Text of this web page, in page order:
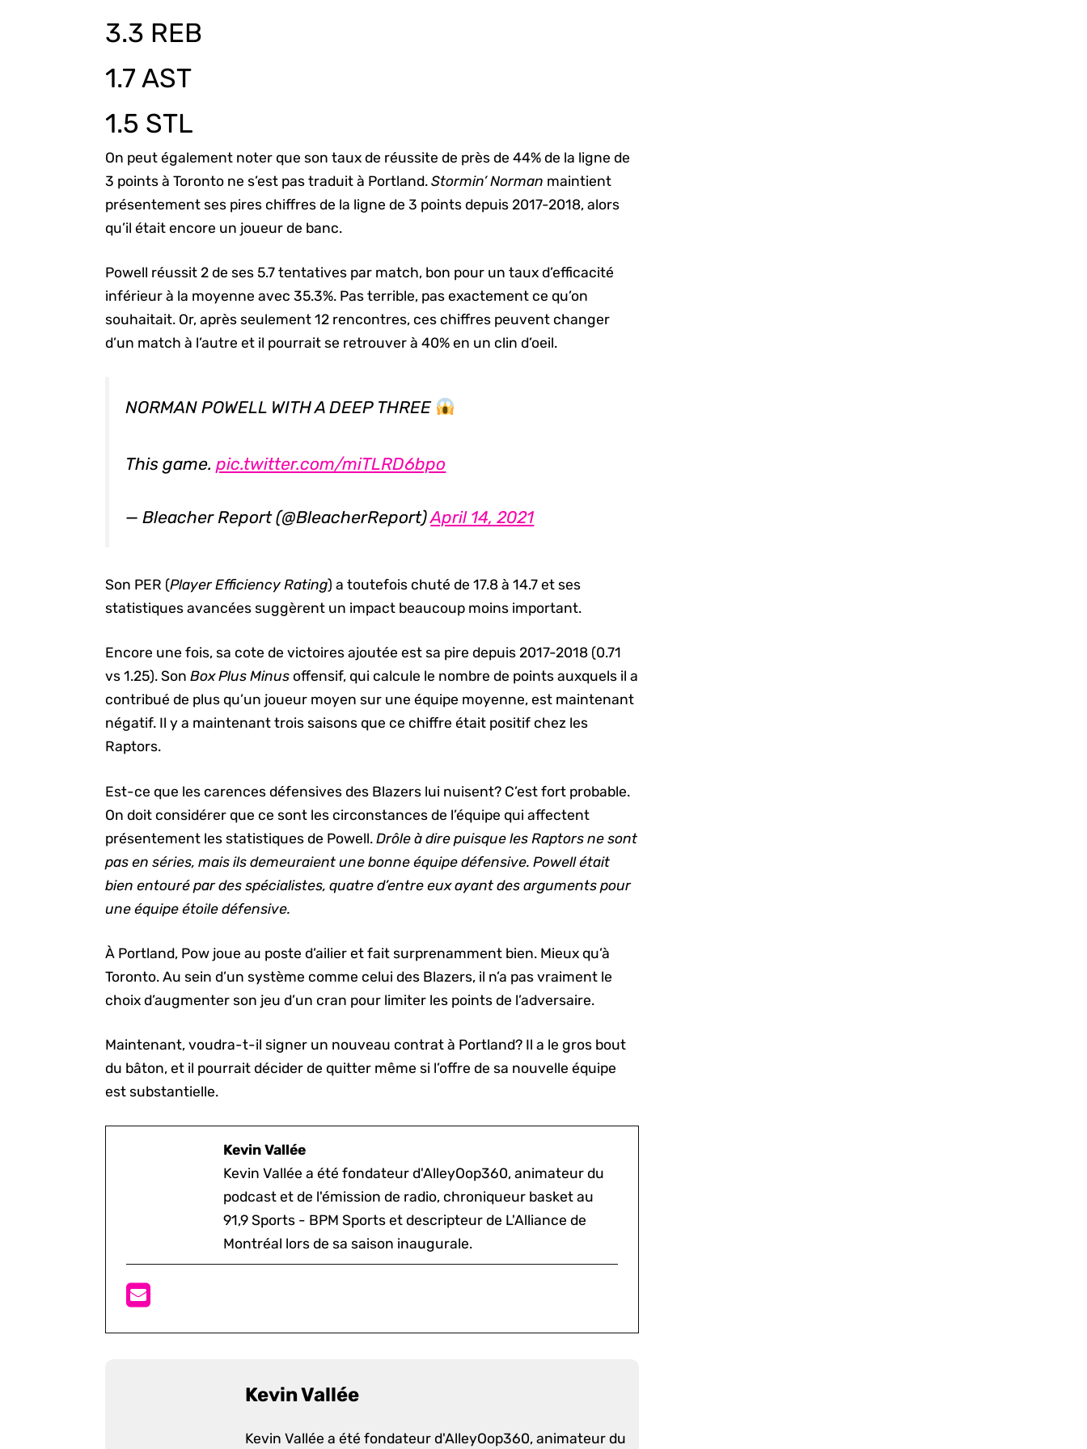
3.3 REB
1.7 AST
1.5 STL
On peut également noter que son taux de réussite de près de 44% de la ligne de
3 points à Toronto ne s’est pas traduit à Portland.Stormin’ Norman maintient
présentement ses pires chiffres de la ligne de 3 points depuis 2017-2018, alors
qu’il était encore un joueur de banc.
Powell réussit 2 de ses 5.7 tentatives par match, bon pour un taux d’efficacité
inférieur à la moyenne avec 35.3%. Pas terrible, pas exactement ce qu’on
souhaitait. Or, après seulement 12 rencontres, ces chiffres peuvent changer
d’un match à l’autre et il pourrait se retrouver à 40% en un clin d’oeil.
NORMAN POWELL WITH A DEEP THREE
This game.pic.twitter.com/miTLRD6bpo
— Bleacher Report (@BleacherReport)April 14, 2021
Son PER (Player Efficiency Rating) a toutefois chuté de 17.8 à 14.7 et ses
statistiques avancées suggèrent un impact beaucoup moins important.
Encore une fois, sa cote de victoires ajoutée est sa pire depuis 2017-2018 (0.71
vs 1.25). SonBox Plus Minusoffensif, qui calcule le nombre de points auxquels il a
contribué de plus qu’un joueur moyen sur une équipe moyenne, est maintenant
négatif. Il y a maintenant trois saisons que ce chiffre était positif chez les
Raptors.
Est-ce que les carences défensives des Blazers lui nuisent? C’est fort probable.
On doit considérer que ce sont les circonstances de l’équipe qui affectent
présentement les statistiques de Powell.Drôle à dire puisque les Raptors ne sont
pas en séries, mais ils demeuraient une bonne équipe défensive. Powell était
bien entouré par des spécialistes, quatre d’entre eux ayant des arguments pour
une équipe étoile défensive.
À Portland, Pow joue au poste d’ailier et fait surprenamment bien. Mieux qu’à
Toronto. Au sein d’un système comme celui des Blazers, il n’a pas vraiment le
choix d’augmenter son jeu d’un cran pour limiter les points de l’adversaire.
Maintenant, voudra-t-il signer un nouveau contrat à Portland? Il a le gros bout
du bâton, et il pourrait décider de quitter même si l’offre de sa nouvelle équipe
est substantielle.
Kevin Vallée
Kevin Vallée a été fondateur d'AlleyOop360, animateur du
podcast et de l'émission de radio, chroniqueur basket au
91,9 Sports - BPM Sports et descripteur de L'Alliance de
Montréal lors de sa saison inaugurale.
Kevin Vallée
Kevin Vallée a été fondateur d'AlleyOop360, animateur du